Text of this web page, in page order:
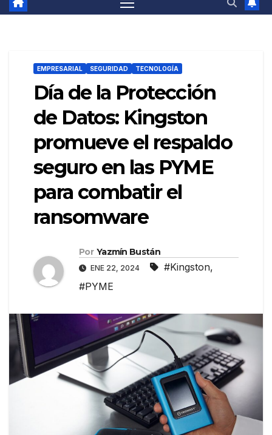
EMPRESARIAL SEGURIDAD TECNOLOGÍA
Día de la Protección
de Datos: Kingston
promueve el respaldo
seguro en las PYME
para combatir el
ransomware
Por Yazmín Bustán
ENE 22, 2024 #Kingston,
#PYME